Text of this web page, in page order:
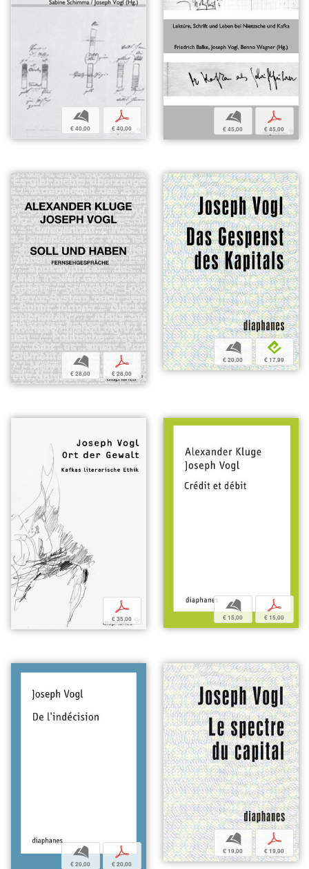
b
€ 40,00
p
€ 40,00
b
€ 45,00
p
€ 45,00
b
€ 28,00
p
€ 28,00
b
€ 20,00
e
€ 17,99
p
€ 35,00
b
€ 15,00
p
€ 15,00
b
€ 20,00
p
€ 20,00
b
€ 19,00
p
€ 19,00